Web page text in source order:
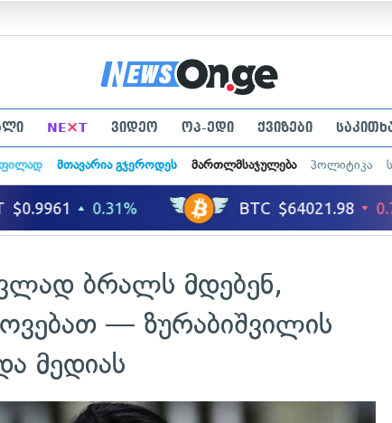
NE×T ვიდეო ოპ-ედი ქვიზები
მთავარია გჯეროდეს მართლმსაჯულება პოლიტიკა
ბრალს მდებენ,
— ზურაბიშვილის
მედიას